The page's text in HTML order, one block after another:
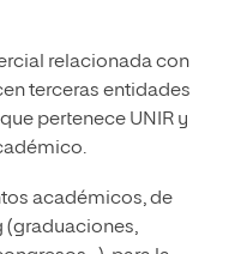
relacionada con
terceras entidades
pertenece UNIR y
académicos, de